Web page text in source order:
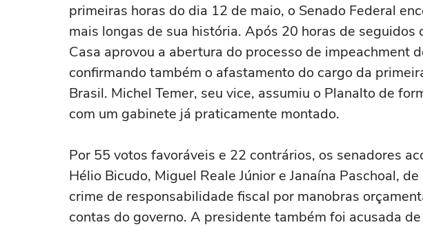
primeiras horas do dia 12 de maio, o Senado Federal
mais longas de sua história. Após 20 horas de seguidos
Casa aprovou a abertura do processo de impeachment
confirmando também o afastamento do cargo da
Brasil. Michel Temer, seu vice, assumiu o Planalto de
com um gabinete já praticamente montado.
Por 55 votos favoráveis e 22 contrários, os senadores
Hélio Bicudo, Miguel Reale Júnior e Janaína Paschoal,
crime de responsabilidade fiscal por manobras
contas do governo. A presidente também foi acusada